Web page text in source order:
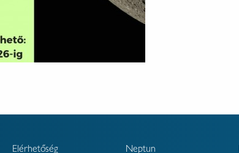
Elérhetőség Neptun